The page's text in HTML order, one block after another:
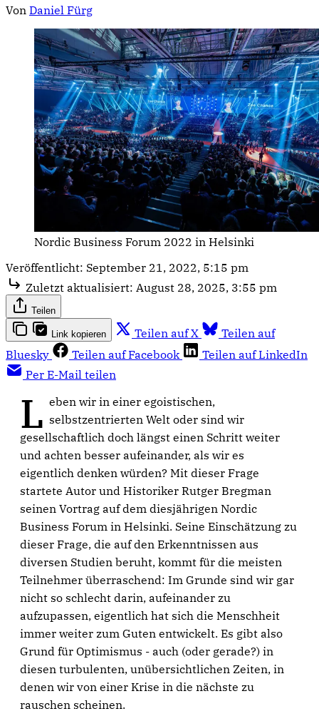
Von Daniel Fürg
Nordic Business Forum 2022 in Helsinki
Veröffentlicht: September 21, 2022, 5:15 pm
Zuletzt aktualisiert: August 28, 2025, 3:55 pm
Teilen
Link kopieren Teilen auf X
Teilen auf
Bluesky
Teilen auf Facebook
Teilen auf LinkedIn
Per E-Mail teilen
L eben wir in einer egoistischen,
selbstzentrierten Welt oder sind wir
gesellschaftlich doch längst einen Schritt weiter
und achten besser aufeinander, als wir es
eigentlich denken würden? Mit dieser Frage
startete Autor und Historiker Rutger Bregman
seinen Vortrag auf dem diesjährigen Nordic
Business Forum in Helsinki. Seine Einschätzung zu
dieser Frage, die auf den Erkenntnissen aus
diversen Studien beruht, kommt für die meisten
Teilnehmer überraschend: Im Grunde sind wir gar
nicht so schlecht darin, aufeinander zu
aufzupassen, eigentlich hat sich die Menschheit
immer weiter zum Guten entwickelt. Es gibt also
Grund für Optimismus - auch (oder gerade?) in
diesen turbulenten, unübersichtlichen Zeiten, in
denen wir von einer Krise in die nächste zu
rauschen scheinen.